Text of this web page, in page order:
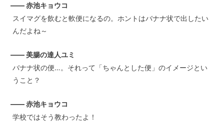
—— 赤池キョウコ
スイマグを飲むと軟便になるの。ホントはバナナ状で出したい
んだよね～
—— 美腸の達人ユミ
バナナ状の便…。それって「ちゃんとした便」のイメージとい
うこと？
—— 赤池キョウコ
学校ではそう教わったよ！